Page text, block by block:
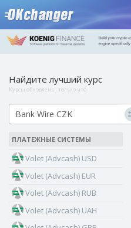
Найдите лучший курс
Курсы обновлены: только что
ПЛАТЕЖНЫЕ СИСТЕМЫ
Volet (Advcash) USD
Volet (Advcash) EUR
Volet (Advcash) RUB
Volet (Advcash) UAH